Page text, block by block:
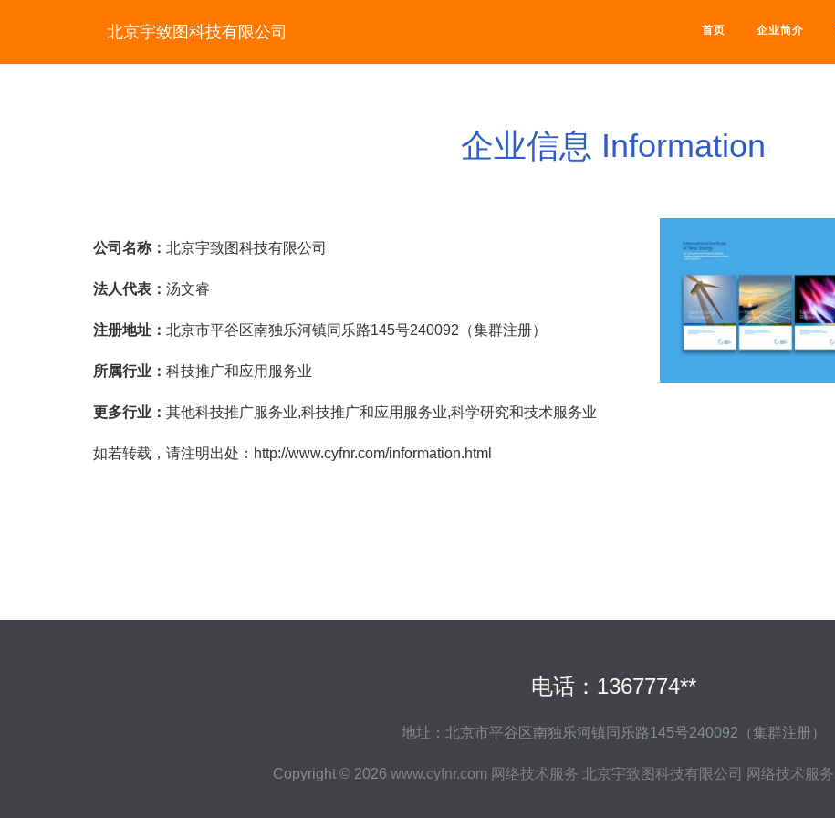
北京宇致图科技有限公司 首页 企业简介
企业信息 Information
公司名称： 北京宇致图科技有限公司
法人代表： 汤文睿
注册地址： 北京市平谷区南独乐河镇同乐路145号240092（集群注册）
所属行业： 科技推广和应用服务业
更多行业： 其他科技推广服务业,科技推广和应用服务业,科学研究和技术服务业
如若转载，请注明出处：http://www.cyfnr.com/information.html
电话：1367774**
地址：北京市平谷区南独乐河镇同乐路145号240092（集群注册）
Copyright © 2026 www.cyfnr.com 网络技术服务 北京宇致图科技有限公司 网络技术服务